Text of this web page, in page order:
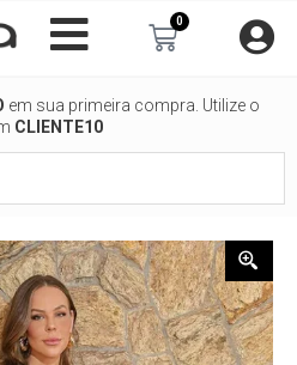
0
Carrinho
em sua primeira compra. Utilize o
CLIENTE10